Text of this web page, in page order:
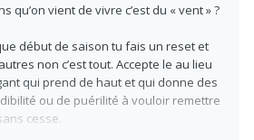
qu’on vient de vivre c’est du « vent » ?
début de saison tu fais un reset et
non c’est tout. Accepte le au lieu
qui prend de haut et qui donne des
ou de puérilité à vouloir remettre
cesse.